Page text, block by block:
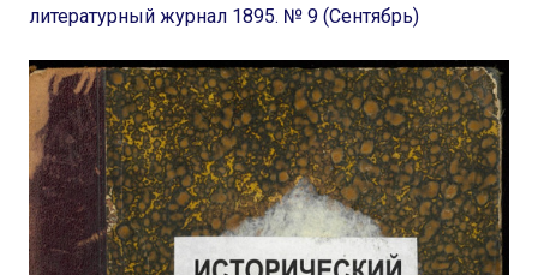
литературный журнал 1895. № 9 (Сентябрь)